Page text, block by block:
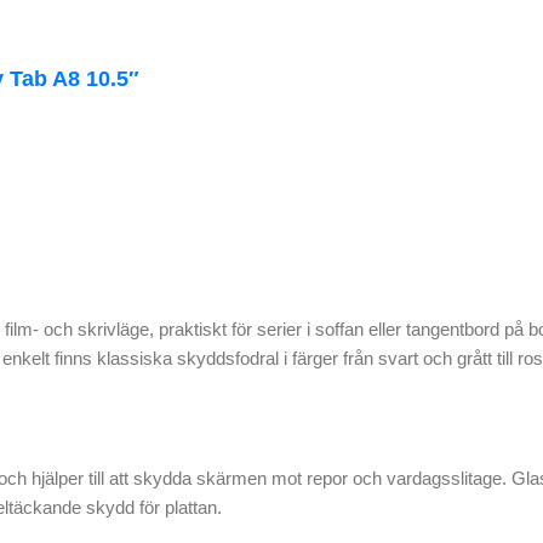
A8 10.5″
och skrivläge, praktiskt för serier i soffan eller tangentbord på
finns klassiska skyddsfodral i färger från svart och grått till
hjälper till att skydda skärmen mot repor och vardagsslitage.
skydd för plattan.